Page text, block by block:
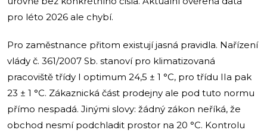
pro léto 2026 ale chybí.
Pro zaměstnance přitom existují jasná pravidla. Nařízení
vlády č. 361/2007 Sb. stanoví pro klimatizovaná
pracoviště třídy I optimum 24,5 ± 1 °C, pro třídu IIa pak
23 ± 1 °C. Zákaznická část prodejny ale pod tuto normu
přímo nespadá. Jinými slovy: žádný zákon neříká, že
obchod nesmí podchladit prostor na 20 °C. Kontrolu